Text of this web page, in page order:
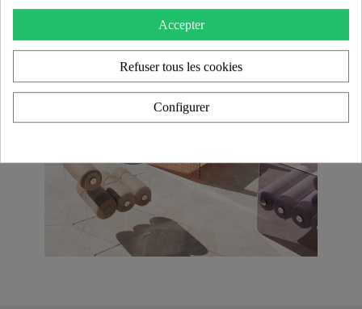
Accepter
Refuser tous les cookies
Configurer